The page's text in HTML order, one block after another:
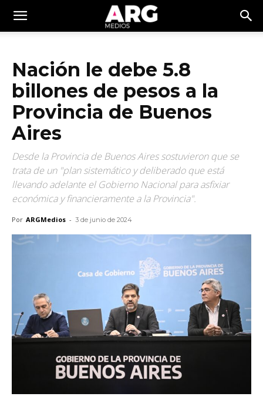
Nación le debe 5.8
billones de pesos a la
Provincia de Buenos
Aires
Desde la Provincia de Buenos Aires sostuvieron que se
trata de un "plan sistemático y deliberado que está
llevando adelante el Gobierno Nacional para asfixiar
económica y financieramente a la Provincia".
Por ARGMedios - 3 de junio de 2024